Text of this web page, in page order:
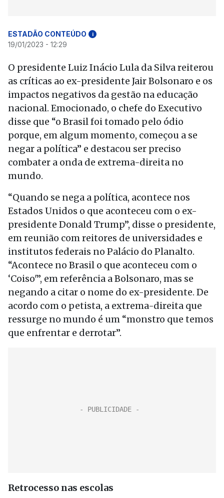
ESTADÃO CONTEÚDO i
19/01/2023 - 12:29
O presidente Luiz Inácio Lula da Silva reiterou
as críticas ao ex-presidente Jair Bolsonaro e os
impactos negativos da gestão na educação
nacional. Emocionado, o chefe do Executivo
disse que “o Brasil foi tomado pelo ódio
porque, em algum momento, começou a se
negar a política” e destacou ser preciso
combater a onda de extrema-direita no
mundo.
“Quando se nega a política, acontece nos
Estados Unidos o que aconteceu com o ex-
presidente Donald Trump”, disse o presidente,
em reunião com reitores de universidades e
institutos federais no Palácio do Planalto.
“Acontece no Brasil o que aconteceu com o
‘Coiso'”, em referência a Bolsonaro, mas se
negando a citar o nome do ex-presidente. De
acordo com o petista, a extrema-direita que
ressurge no mundo é um “monstro que temos
que enfrentar e derrotar”.
Retrocesso nas escolas